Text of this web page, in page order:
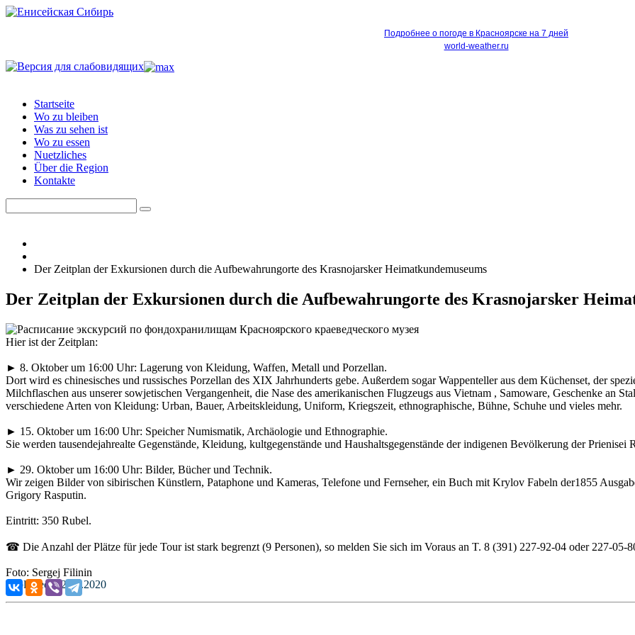
Подробнее о погоде в Красноярске на 7 дней
world-weather.ru
Startseite
Wo zu bleiben
Was zu sehen ist
Wo zu essen
Nuetzliches
Über die Region
Kontakte
Der Zeitplan der Exkursionen durch die Aufbewahrungorte des Krasnojarsker Heimatkundemuseums
Der Zeitplan der Exkursionen durch die Aufbewahrungorte des Krasnojarsker
Hier ist der Zeitplan:
► 8. Oktober um 16:00 Uhr: Lagerung von Kleidung, Waffen, Metall und Porzellan.
Dort wird es chinesisches und russisches Porzellan des XIX Jahrhunderts gebe. Außerdem sogar Wappenteller aus dem Küchenset, der
Milchflaschen aus unserer sowjetischen Vergangenheit, die Nase des amerikanischen Flugzeugs aus Vietnam , Samoware, Geschenke an
verschiedene Arten von Kleidung: Urban, Bauer, Arbeitskleidung, Uniform, Kriegszeit, ethnographische, Bühne, Schuhe und vieles mehr.
► 15. Oktober um 16:00 Uhr: Speicher Numismatik, Archäologie und Ethnographie.
Sie werden tausendejahrealte Gegenstände, Kleidung, kultgegenstände und Haushaltsgegenstände der indigenen Bevölkerung der
► 29. Oktober um 16:00 Uhr: Bilder, Bücher und Technik.
Wir zeigen Bilder von sibirischen Künstlern, Pataphone und Kameras, Telefone und Fernseher, ein Buch mit Krylov Fabeln der1855
Grigory Rasputin.
Eintritt: 350 Rubel.
☎ Die Anzahl der Plätze für jede Tour ist stark begrenzt (9 Personen), so melden Sie sich im Voraus an T. 8 (391) 227-92-04 oder 227-05-
Foto: Sergej Filinin
Published: 02.10.2020